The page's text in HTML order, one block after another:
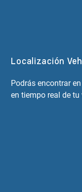
Localización
Podrás encontrar
en tiempo real de